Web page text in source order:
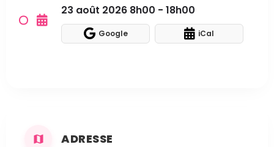
23 août 2026 8h00 - 18h00
Google iCal
ADRESSE